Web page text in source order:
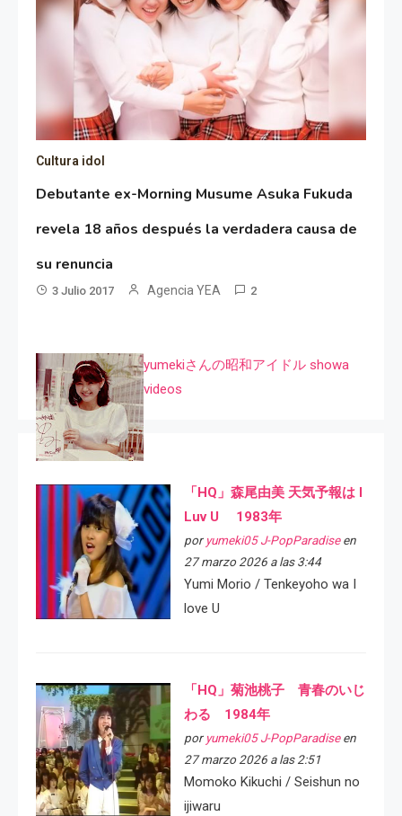
Cultura idol
Debutante ex-Morning Musume Asuka Fukuda
revela 18 años después la verdadera causa de
su renuncia
3 Julio 2017 Agencia YEA 2
yumekiさんの昭和アイドル showa
videos
「HQ」森尾由美 天気予報は I
Luv U 1983年
por yumeki05 J-PopParadiseen
27 marzo 2026 a las 3:44
Yumi Morio / Tenkeyoho wa I
love U
「HQ」菊池桃子 青春のいじ
わる 1984年
por yumeki05 J-PopParadiseen
27 marzo 2026 a las 2:51
Momoko Kikuchi / Seishun no
ijiwaru